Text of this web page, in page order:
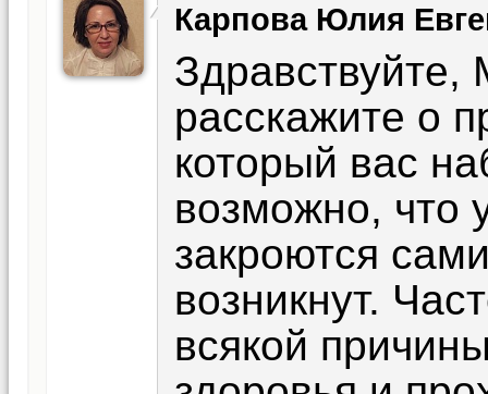
Карпова Юлия
расскажите о
который вас
возможно, что
закроются
возникнут.
всякой